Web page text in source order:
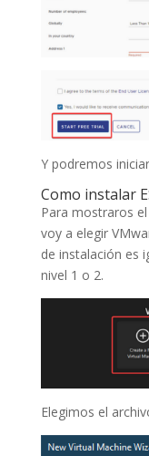
Y podremos
Como instalar
Para mostraros
voy a elegir
de instalación es
nivel 1 o 2.
Elegimos el